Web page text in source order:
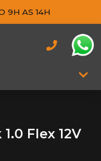
9H AS 14H
Flex 12V